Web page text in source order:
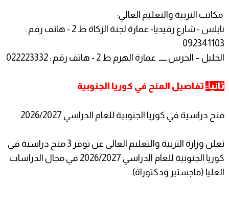
مكاتب التربية والتعليم العالي:
نابلس - شارع رفيديا- عمارة لجنة الزكاة ط 2 - هاتف رقم :
092341103
الخليل – الحرس ـــــ عمارة الهرم ط 2 - هاتف رقم : 022223332
ثانياً: تفاصيل المنح في كوريا الجنوبية
منح دراسية في كوريا الجنوبية للعام الدراسي 2026/2027
تعلن وزارة التربية والتعليم العالي عن توفر 3 منح دراسية في
كوريا الجنوبية للعام الدراسي 2026/2027 في مجال الدراسات
العليا (ماجستير ودكتوراة).